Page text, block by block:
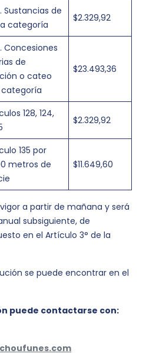
Sustancias de
categoría
$2.329,92
Concesiones
de
o cateo
categoría
$23.493,36
128, 124,
$2.329,92
135 por
metros de
$11.649,60
a partir de mañana y será
subsiguiente, de
en el Artículo 3° de la
se puede encontrar en el
puede contactarse con: